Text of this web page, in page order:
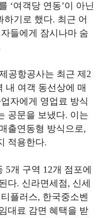
‘여객당 연동’이 아닌
하기로 했다. 최근 어
들에게 잠시나마 숨
공항공사는 최근 제2
내 여객 동선상에 매
자에게 영업료 방식
공문을 보냈다. 이는
출연동형 방식으로,
적용한다.
5개 구역 12개 점포에
다. 신라면세점, 신세
플러스, 한국중소벤
대료 감면 혜택을 받